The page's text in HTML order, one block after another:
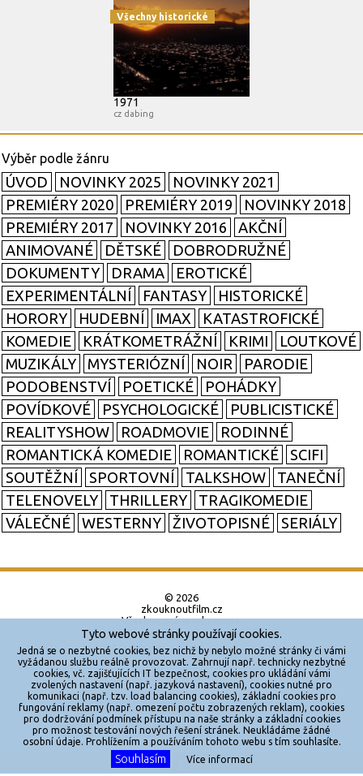
Všechny historické
1971
cz dabing
ÚVOD NOVINKY 2025
NOVINKY 2021
PREMIÉRY 2020
PREMIÉRY 2019
NOVINKY 2018
PREMIÉRY 2017
NOVINKY 2016
AKČNÍ
ANIMOVANÉ
DĚTSKÉ
DOBRODRUŽNÉ
DOKUMENTY
DRAMA
EROTICKÉ
EXPERIMENTÁLNÍ
FANTASY
HISTORICKÉ
HORORY
HUDEBNÍ IMAX
KATASTROFICKÉ
KOMEDIE
KRÁTKOMETRÁŽNÍ KRIMI
LOUTKOVÉ
MUZIKÁLY
MYSTERIÓZNÍ NOIR
PARODIE
PODOBENSTVÍ
POETICKÉ
POHÁDKY
POVÍDKOVÉ
PSYCHOLOGICKÉ
PUBLICISTICKÉ
REALITYSHOW
ROADMOVIE
RODINNÉ
ROMANTICKÁ KOMEDIE
ROMANTICKÉ
SCIFI
SOUTĚŽNÍ
SPORTOVNÍ TALKSHOW
TANEČNÍ
TELENOVELY
THRILLERY
TRAGIKOMEDIE
VÁLEČNÉ
WESTERNY ŽIVOTOPISNÉ SERIÁLY
© 2026
zkouknoutfilm.cz
Všechna práva vyhrazena.
Powered by
Reklama
Sítě
Redakce
Jakékoliv užití obsahu je bez souhlasu provozovatele zakázáno.
Tyto webové stránky používají cookies.
Jedná se o nezbytné cookies, bez nichž by nebylo možné stránky či vámi
vyžádanou službu reálně provozovat. Zahrnují např. technicky nezbytné
cookies, vč. zajišťujících IT bezpečnost, cookies pro ukládání vámi
zvolených nastavení (např. jazyková nastavení), cookies nutné pro
komunikaci (např. tzv. load balancing cookies), základní cookies pro
fungování reklamy (např. omezení počtu zobrazených reklam), cookies
pro dodržování podmínek přístupu na naše stránky a základní cookies
pro možnost testování nových řešení stránek. Neukládáme žádné
osobní údaje. Prohlížením a používáním tohoto webu s tím souhlasíte.
Souhlasím Více informací